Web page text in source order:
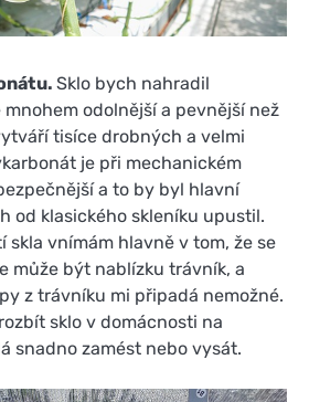
Sklo bych nahradil
odolnější a pevnější než
tisíce drobných a velmi
je při mechanickém
a to by byl hlavní
od klasického skleníku upustil.
skla vnímám hlavně v tom, že se
může být nablízku trávník, a
z trávníku mi připadá nemožné.
sklo v domácnosti na
snadno zamést nebo vysát.